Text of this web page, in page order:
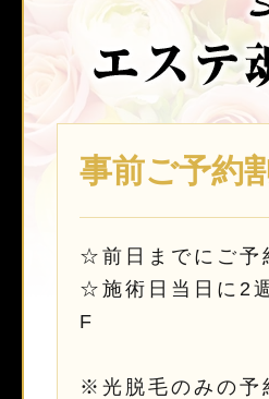
事前ご予約
☆前日までにご予
☆施術日当日に2
F
※光脱毛のみの予